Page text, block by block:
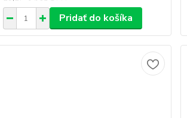
Pridať do košíka